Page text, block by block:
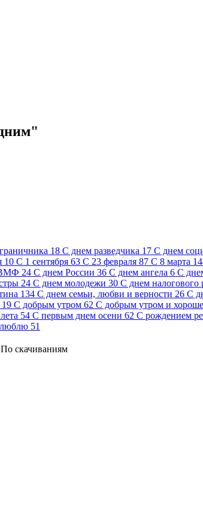
18 C днем разведчика 17 C днем
10 С 1 сентября 63 С 23 февраля 87 С 8 марта
24 С днем России 36 С днем ангела 6 С
24 С днем молодежи 30 С днем налогового
134 С днем семьи, любви и верности 26 С
19 С добрым утром 62 С добрым утром и
54 С первым днем осени 62 С рождением
51
По скачиваниям